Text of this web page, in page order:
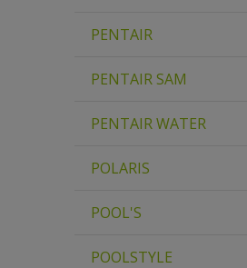
PENTAIR
PENTAIR SAM
PENTAIR WATER
POLARIS
POOL'S
POOLSTYLE